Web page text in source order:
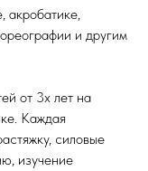
ул.
акробатике,
и другим
от 3х лет на
Каждая
силовые
изучение